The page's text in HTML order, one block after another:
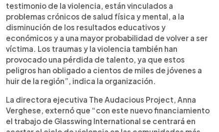
testimonio de la violencia, están vinculados a
problemas crónicos de salud física y mental, a la
disminución de los resultados educativos y
económicos y a una mayor probabilidad de volver a ser
víctima. Los traumas y la violencia también han
provocado una pérdida de talento, ya que estos
peligros han obligado a cientos de miles de jóvenes a
huir de la región”, indica la organización.
La directora ejecutiva The Audacious Project, Anna
Verghese, externó que “con este nuevo financiamiento
el trabajo de Glasswing International se centrará en